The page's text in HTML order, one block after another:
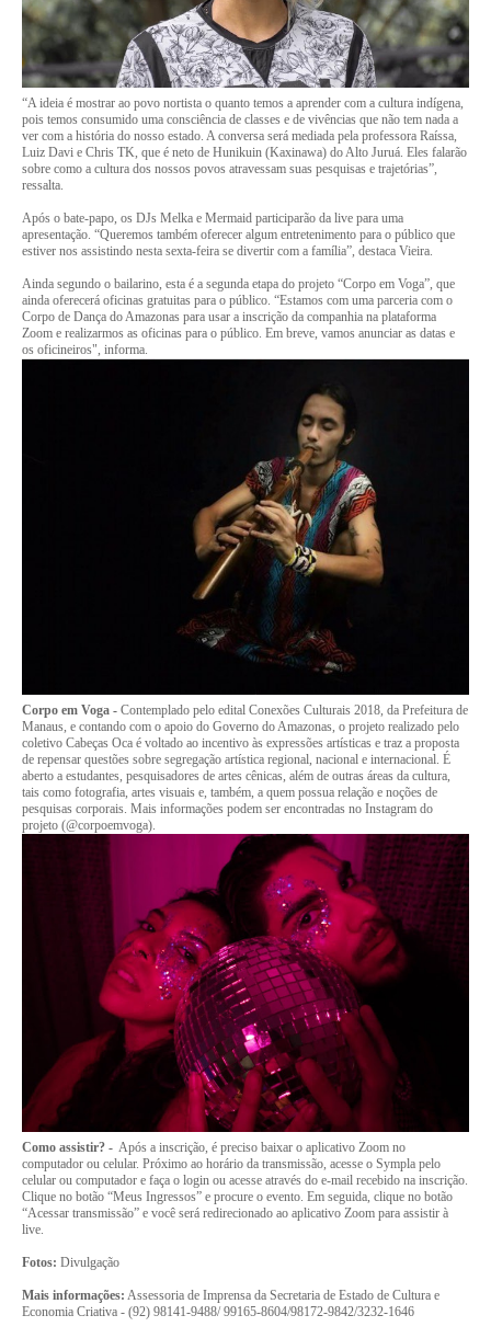
“A ideia é mostrar ao povo nortista o quanto temos a aprender com a cultura indígena,
pois temos consumido uma consciência de classes e de vivências que não tem nada a
ver com a história do nosso estado. A conversa será mediada pela professora Raíssa,
Luiz Davi e Chris TK, que é neto de Hunikuin (Kaxinawa) do Alto Juruá. Eles falarão
sobre como a cultura dos nossos povos atravessam suas pesquisas e trajetórias”,
ressalta.
Após o bate-papo, os DJs Melka e Mermaid participarão da live para uma
apresentação. “Queremos também oferecer algum entretenimento para o público que
estiver nos assistindo nesta sexta-feira se divertir com a família”, destaca Vieira.
Ainda segundo o bailarino, esta é a segunda etapa do projeto “Corpo em Voga”, que
ainda oferecerá oficinas gratuitas para o público. “Estamos com uma parceria com o
Corpo de Dança do Amazonas para usar a inscrição da companhia na plataforma
Zoom e realizarmos as oficinas para o público. Em breve, vamos anunciar as datas e
os oficineiros", informa.
Corpo em Voga - Contemplado pelo edital Conexões Culturais 2018, da Prefeitura de
Manaus, e contando com o apoio do Governo do Amazonas, o projeto realizado pelo
coletivo Cabeças Oca é voltado ao incentivo às expressões artísticas e traz a proposta
de repensar questões sobre segregação artística regional, nacional e internacional. É
aberto a estudantes, pesquisadores de artes cênicas, além de outras áreas da cultura,
tais como fotografia, artes visuais e, também, a quem possua relação e noções de
pesquisas corporais. Mais informações podem ser encontradas no Instagram do
projeto (@corpoemvoga).
Como assistir? - Após a inscrição, é preciso baixar o aplicativo Zoom no
computador ou celular. Próximo ao horário da transmissão, acesse o Sympla pelo
celular ou computador e faça o login ou acesse através do e-mail recebido na inscrição.
Clique no botão “Meus Ingressos” e procure o evento. Em seguida, clique no botão
“Acessar transmissão” e você será redirecionado ao aplicativo Zoom para assistir à
live.
Fotos: Divulgação
Mais informações: Assessoria de Imprensa da Secretaria de Estado de Cultura e
Economia Criativa - (92) 98141-9488/ 99165-8604/98172-9842/3232-1646